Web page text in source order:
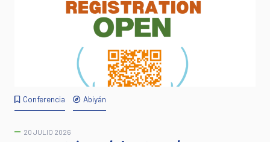
Conferencia Abiyán
20 JULIO 2026